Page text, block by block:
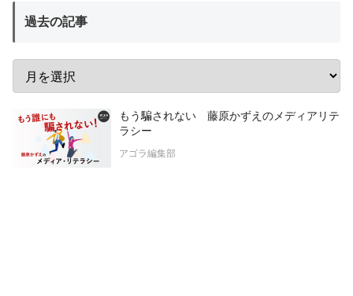
過去の記事
もう騙されない 藤原かずえのメディアリテ
ラシー
アゴラ編集部